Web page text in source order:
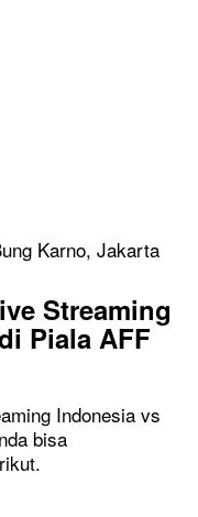
Karno, Jakarta
Streaming
Piala AFF
Indonesia vs
bisa